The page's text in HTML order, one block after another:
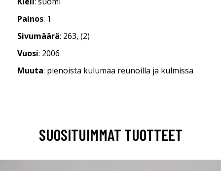
Painos: 1
Sivumäärä: 263, (2)
Vuosi: 2006
Muuta: pienoista kulumaa reunoilla ja kulmissa
SUOSITUIMMAT TUOTTEET